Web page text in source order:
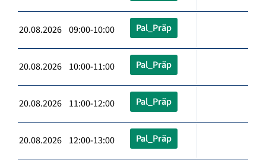
20.08.2026 09:00-10:00 Pal_Präp
20.08.2026 10:00-11:00 Pal_Präp
20.08.2026 11:00-12:00 Pal_Präp
20.08.2026 12:00-13:00 Pal_Präp